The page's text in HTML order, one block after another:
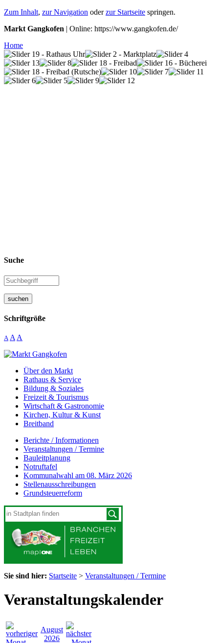
Zum Inhalt, zur Navigation oderzur Startseite springen.
Markt Gangkofen | Online: https://www.gangkofen.de/
Home
Suche
suchen
Schriftgröße
A A A
Über den Markt
Rathaus & Service
Bildung & Soziales
Freizeit & Tourismus
Wirtschaft & Gastronomie
Kirchen, Kultur & Kunst
Breitband
Berichte / Informationen
Veranstaltungen / Termine
Bauleitplanung
Notruftafel
Kommunalwahl am 08. März 2026
Stellenausschreibungen
Grundsteuerreform
Sie sind hier: Startseite > Veranstaltungen / Termine
Veranstaltungskalender
August
2026